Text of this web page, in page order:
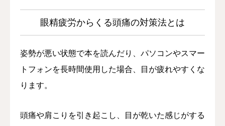
眼精疲労からくる頭痛の対策法とは
姿勢が悪い状態で本を読んだり、パソコンやスマー
トフォンを長時間使用した場合、目が疲れやすくな
ります。
頭痛や肩こりを引き起こし、目が乾いた感じがする